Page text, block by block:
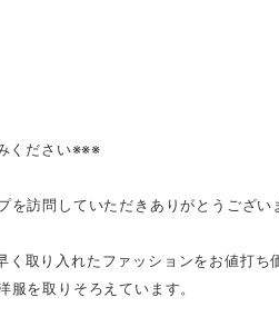
ください※※※
を訪問していただきありがとうござい
取り入れたファッションをお値打ち
服を取りそろえています。